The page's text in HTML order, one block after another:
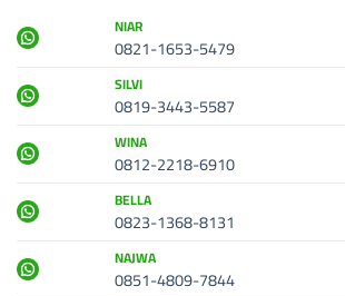
NIAR
0821-1653-5479
SILVI
0819-3443-5587
WINA
0812-2218-6910
BELLA
0823-1368-8131
NAJWA
0851-4809-7844